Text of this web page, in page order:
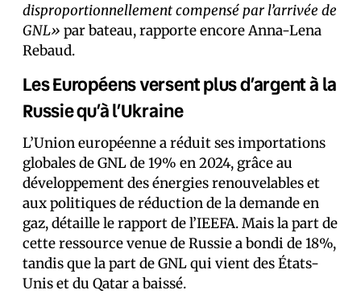
disproportionnellement compensé par l’arrivée de
GNL» par bateau, rapporte encore Anna-Lena
Rebaud.
Les Européens versent plus d’argent à la
Russie qu’à l’Ukraine
L’Union européenne a réduit ses importations
globales de GNL de 19% en 2024, grâce au
développement des énergies renouvelables et
aux politiques de réduction de la demande en
gaz, détaille le rapport de l’IEEFA. Mais la part de
cette ressource venue de Russie a bondi de 18%,
tandis que la part de GNL qui vient des États-
Unis et du Qatar a baissé.